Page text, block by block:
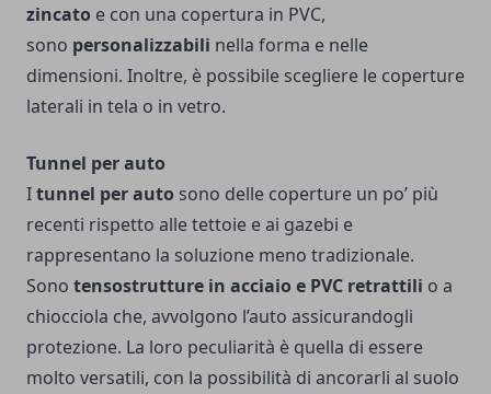
zincato e con una copertura in PVC,
sono personalizzabili nella forma e nelle
dimensioni. Inoltre, è possibile scegliere le coperture
laterali in tela o in vetro.
Tunnel per auto
Itunnel per auto sono delle coperture un po’ più
recenti rispetto alle tettoie e ai gazebi e
rappresentano la soluzione meno tradizionale.
Sono tensostrutture in acciaio e PVC retrattili o a
chiocciola che, avvolgono l’auto assicurandogli
protezione. La loro peculiarità è quella di essere
molto versatili, con la possibilità di ancorarli al suolo